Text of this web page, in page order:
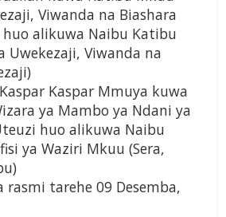
Viwanda na Biashara
alikuwa Naibu Katibu
Uwekezaji, Viwanda na
Kaspar Mmuya kuwa
ya Mambo ya Ndani ya
huo alikuwa Naibu
ya Waziri Mkuu (Sera,
rasmi tarehe 09 Desemba,